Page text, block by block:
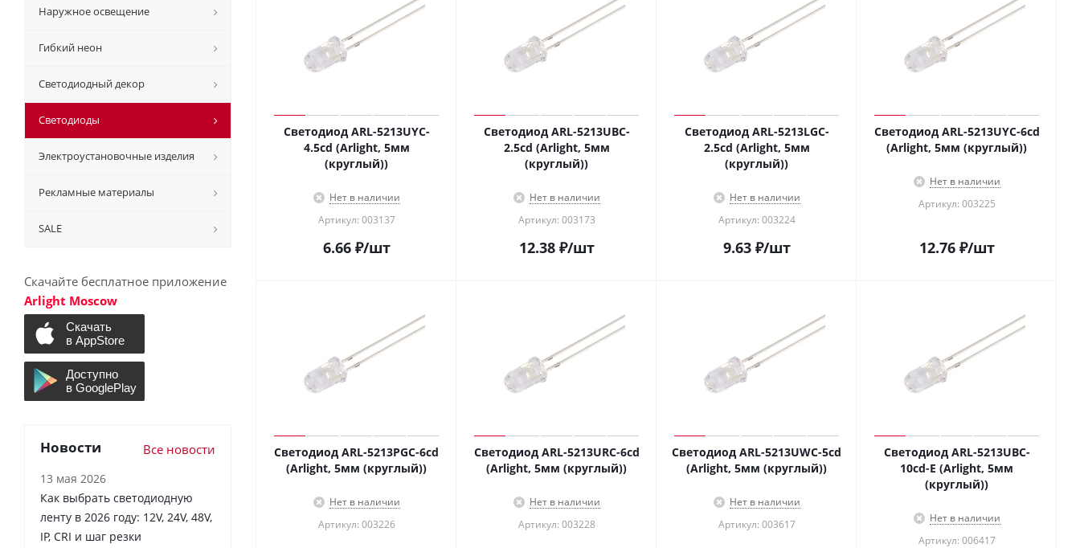
Светодиод ARL-5213UYC-
4.5cd (Arlight, 5мм
(круглый))
Нет в наличии
Артикул: 003137
6.66₽/шт
Светодиод ARL-5213UBC-
2.5cd (Arlight, 5мм
(круглый))
Нет в наличии
Артикул: 003173
12.38₽/шт
Светодиод ARL-5213LGC-
2.5cd (Arlight, 5мм
(круглый))
Нет в наличии
Артикул: 003224
9.63₽/шт
Светодиод ARL-5213UYC-6cd
(Arlight, 5мм (круглый))
Нет в наличии
Артикул: 003225
12.76₽/шт
Светодиод ARL-5213PGC-6cd
(Arlight, 5мм (круглый))
Нет в наличии
Артикул: 003226
Светодиод ARL-5213URC-6cd
(Arlight, 5мм (круглый))
Нет в наличии
Артикул: 003228
Светодиод ARL-5213UWC-5cd
(Arlight, 5мм (круглый))
Нет в наличии
Артикул: 003617
Светодиод ARL-5213UBC-
10cd-E (Arlight, 5мм
(круглый))
Нет в наличии
Артикул: 006417
Наружное освещение
Гибкий неон
Светодиодный декор
Светодиоды
Электроустановочные изделия
Рекламные материалы
SALE
Скачайте бесплатное приложение
Arlight Moscow
Новости Все новости
13 мая 2026
Как выбрать светодиодную
ленту в 2026 году: 12V, 24V, 48V,
IP, CRI и шаг резки